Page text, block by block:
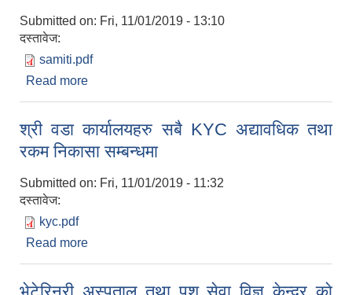
Submitted on: Fri, 11/01/2019 - 13:10
दस्तावेज:
samiti.pdf
Read more
श्री वडा कार्यालयहरु सबै KYC अद्यावधिक तथा
रकम निकासा सम्बन्धमा
Submitted on: Fri, 11/01/2019 - 11:32
दस्तावेज:
kyc.pdf
Read more